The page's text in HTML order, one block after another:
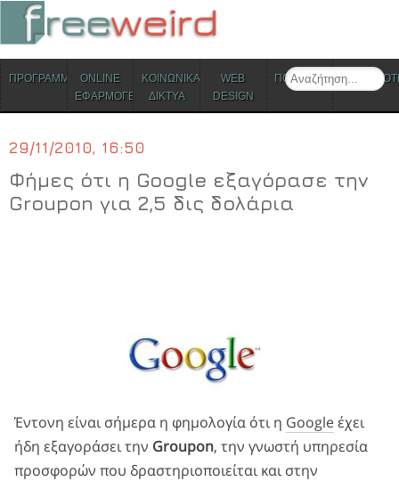
Search
Skip to content
ΠΡΟΓΡΑΜΜΑΤΑONLINE
ΕΦΑΡΜΟΓΕΣ
ΚΟΙΝΩΝΙΚΑ
ΔΙΚΤΥΑ
WEB
DESIGN
ΠΟΛΙΤΙΣΜΟΣ
29/11/2010, 16:50
Φήμες ότι η Google εξαγόρασε την
Groupon για 2,5 δις δολάρια
Έντονη είναι σήμερα η φημολογία ότι η Googleέχει
ήδη εξαγοράσει την Groupon, την γνωστή υπηρεσία
προσφορών που δραστηριοποιείται και στην